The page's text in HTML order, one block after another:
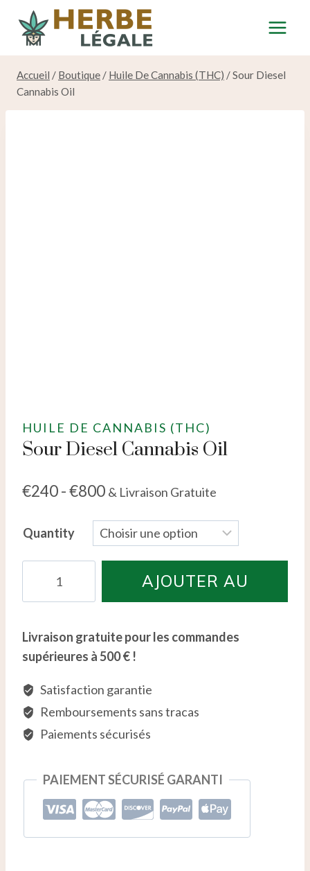
content
Accueil / Boutique / Huile De Cannabis (THC) /Sour Diesel
Cannabis Oil
HUILE DE CANNABIS (THC)
Sour Diesel Cannabis Oil
€240-€800 & Livraison Gratuite
Quantity
Oil
AJOUTER AU
Livraison gratuite pour les commandes
supérieures à 500 € !
Satisfaction garantie
Remboursements sans tracas
Paiements sécurisés
PAIEMENT SÉCURISÉ GARANTI